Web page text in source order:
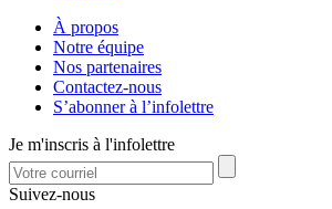
À propos
Notre équipe
Nos partenaires
Contactez-nous
S’abonner à l’infolettre
Je m'inscris à l'infolettre
Suivez-nous